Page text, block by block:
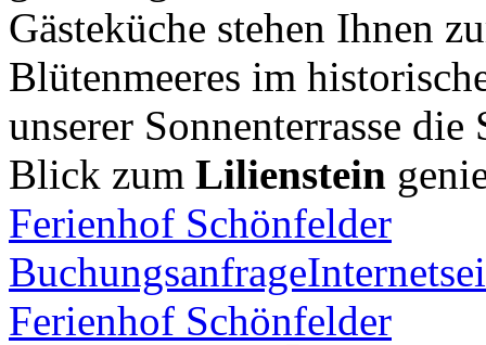
Gästeküche stehen Ihnen
Blütenmeeres im
unserer Sonnenterrasse
Blick zum Lilienstein
Ferienhof Schönfelder
Buchungsanfrage
Ferienhof Schönfelder